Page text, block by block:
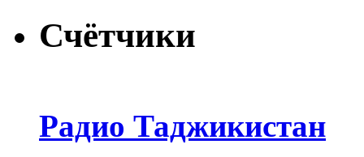
Счётчики
Радио Таджикистан